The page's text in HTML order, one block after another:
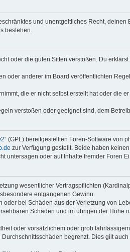
und unentgeltliches Recht, deinen
bestehen.
oder die guten Sitten verstoßen. Du
oder anderer im Board veröffentlichten
die er nicht selbst erstellt hat oder die
verstoßen oder geeignet sind, dem
“ (GPL) bereitgestellten Foren-Software von
zur Verfügung gestellt. Beide haben
untersagen oder auf Inhalte fremder Foren
wesentlicher Vertragspflichten
entgangenen Gewinn.
bei Schäden aus der Verletzung von
Schäden und im übrigen der Höhe
oder vorsätzlichem oder grob
begrenzt. Dies gilt